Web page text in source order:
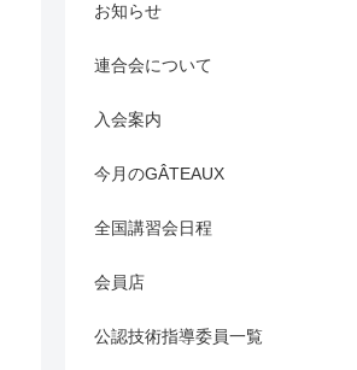
お知らせ
連合会について
入会案内
今月のGÂTEAUX
全国講習会日程
会員店
公認技術指導委員一覧